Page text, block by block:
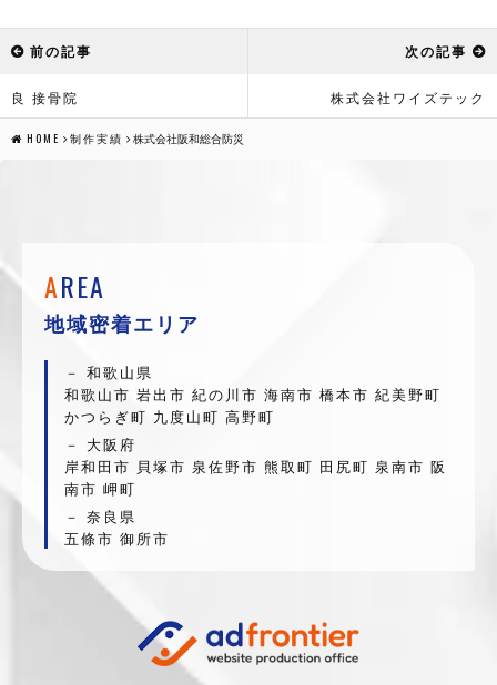
前の記事
良 接骨院
次の記事
株式会社ワイズテック
HOME 制作実績 株式会社阪和総合防災
AREA
地域密着エリア
和歌山県
和歌山市 岩出市 紀の川市 海南市 橋本市 紀美野町
かつらぎ町 九度山町 高野町
大阪府
岸和田市 貝塚市 泉佐野市 熊取町 田尻町 泉南市 阪
南市 岬町
奈良県
五條市 御所市